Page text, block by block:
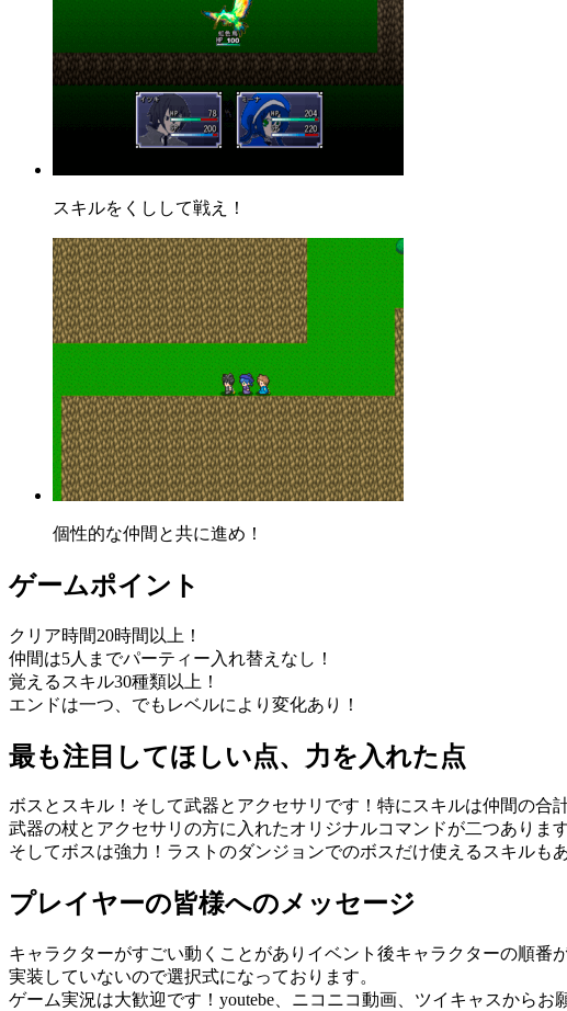
スキルをくしして戦え！
個性的な仲間と共に進め！
ゲームポイント
クリア時間20時間以上！
仲間は5人までパーティー入れ替えなし！
覚えるスキル30種類以上！
エンドは一つ、でもレベルにより変化あり！
最も注目してほしい点、力を入れた点
ボスとスキル！そして武器とアクセサリです！特にスキルは仲間の合
武器の杖とアクセサリの方に入れたオリジナルコマンドが二つありま
そしてボスは強力！ラストのダンジョンでのボスだけ使えるスキルも
プレイヤーの皆様へのメッセージ
キャラクターがすごい動くことがありイベント後キャラクターの順番
実装していないので選択式になっております。
ゲーム実況は大歓迎です！youtebe、ニコニコ動画、ツイキャスからお